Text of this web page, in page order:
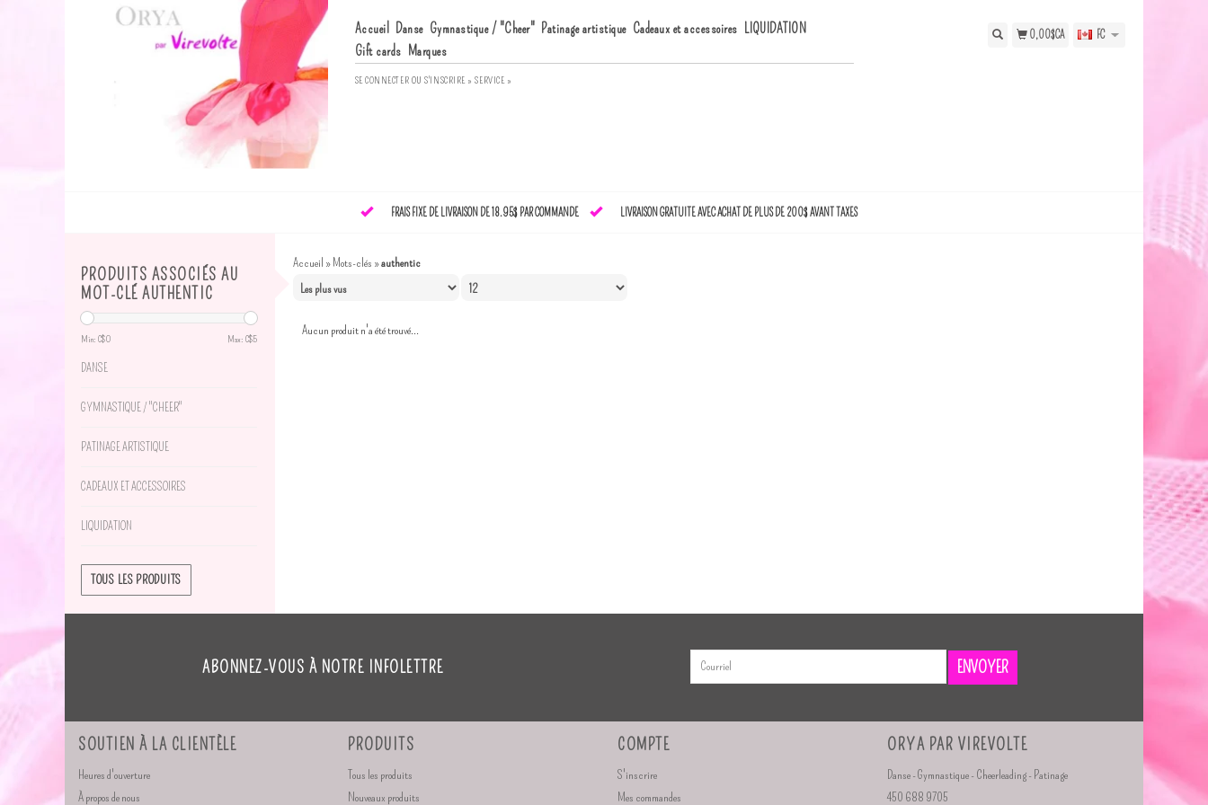
Accueil Danse Gymnastique / "Cheer" Patinage artistique Cadeaux et accessoires LIQUIDATION
Gift cards Marques
SE CONNECTER OUS'INSCRIRE » SERVICE »
0,00$CA FC
FRAIS FIXE DE LIVRAISON DE 18.95$ PAR COMMANDE LIVRAISON GRATUITE AVEC ACHAT DE PLUS DE 200$ AVANT TAXES
PRODUITS ASSOCIÉS AU
MOT-CLÉ AUTHENTIC
Min: C$0 Max: C$5
DANSE
GYMNASTIQUE / "CHEER"
PATINAGE ARTISTIQUE
CADEAUX ET ACCESSOIRES
LIQUIDATION
TOUS LES PRODUITS
Accueil »Mots-clés »authentic
Aucun produit n'a été trouvé...
ABONNEZ-VOUS À NOTRE INFOLETTRE ENVOYER
SOUTIEN À LA CLIENTÈLE
Heures d'ouverture
À propos de nous
PRODUITS
Tous les produits
Nouveaux produits
COMPTE
S'inscrire
Mes commandes
ORYA PAR VIREVOLTE
Danse - Gymnastique - Cheerleading - Patinage
450 688 9705